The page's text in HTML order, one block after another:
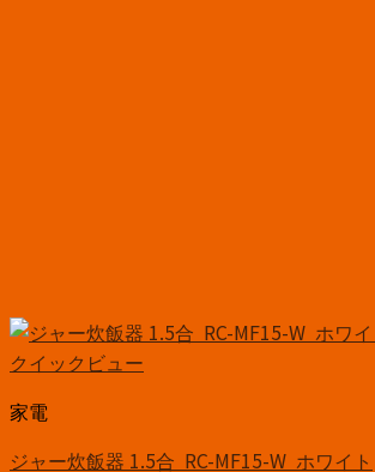
クイックビュー
家電
ジャー炊飯器 1.5合 RC-MF15-W ホワイト